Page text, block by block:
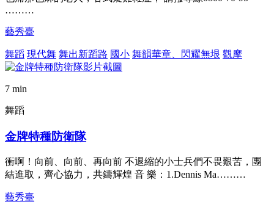
………
藝秀臺
舞蹈 現代舞 舞出新蹈路 國小 舞韻華章、閃耀無垠 觀摩
7 min
舞蹈
金牌特種防衛隊
衝啊！向前、向前、再向前 不退縮的小士兵們不畏艱苦，團
結進取，齊心協力，共鑄輝煌 音 樂：1.Dennis Ma………
藝秀臺